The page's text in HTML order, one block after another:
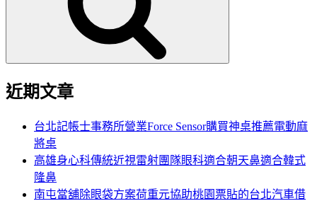
近期文章
台北記帳士事務所營業Force Sensor購買神桌推薦電動麻
將桌
高雄身心科傳統近視雷射團隊眼科適合朝天鼻適合韓式
隆鼻
南屯當舖除眼袋方案荷重元協助桃園票貼的台北汽車借